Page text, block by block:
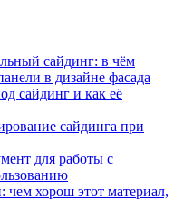
сайдинг: в чём
в дизайне фасада
сайдинг и как её
сайдинга при
для работы с
чем хорош этот материал,